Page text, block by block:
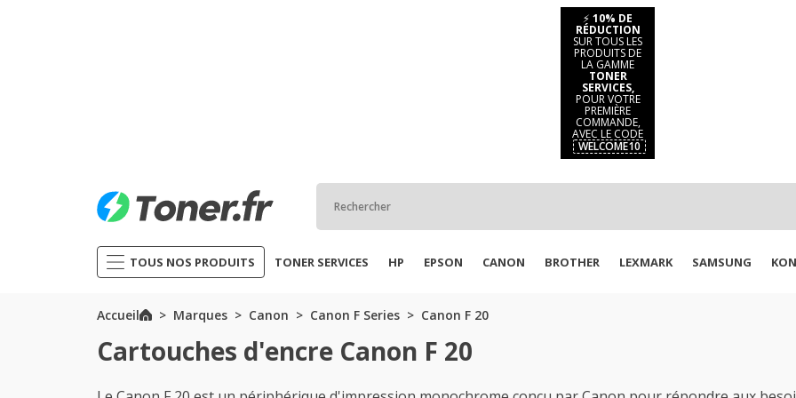
⚡ 10% DE
RÉDUCTION
SUR TOUS LES
PRODUITS DE
LA GAMME
TONER
SERVICES,
POUR VOTRE
PREMIÈRE
COMMANDE,
AVEC LE CODE
WELCOME10
TOUS NOS PRODUITS TONER SERVICES HP EPSON CANON BROTHER LEXMARK SAMSUNG
Accueil Marques Canon Canon F Series Canon F 20
Cartouches d'encre Canon F 20